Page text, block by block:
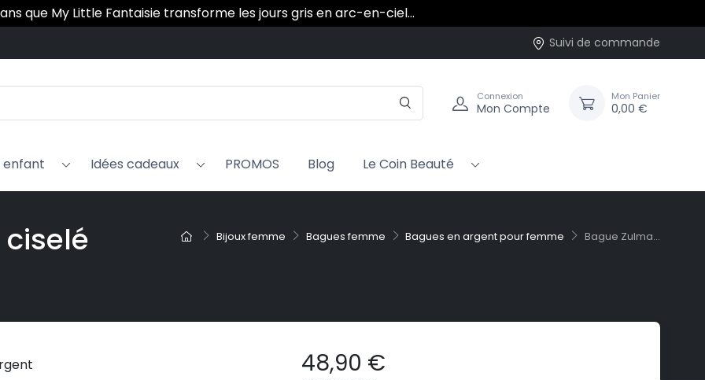
ans que My Little Fantaisie transforme les jours gris en arc-en-ciel…
Suivi de commande
Connexion
Mon Compte
Mon Panier
0,00 €
enfant Idées cadeaux PROMOS Blog Le Coin Beauté
Bijoux femme Bagues femme Bagues en argent pour femme Bague Zulma...
48,90 €